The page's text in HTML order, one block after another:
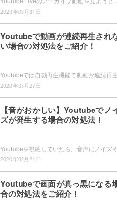
2020年03月31日
Youtubeで動画が連続再生され
い場合の対処法をご紹介！
2020年03月27日
【音がおかしい】Youtubeでノ
ズが発生する場合の対処法！
2020年02月21日
Youtubeで画面が真っ黒になる
合の対処法をご紹介！